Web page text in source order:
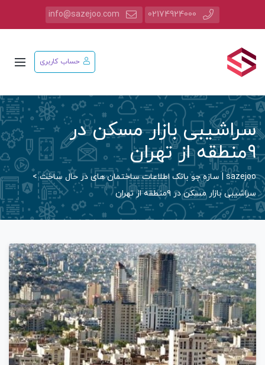
02174924000
info@sazejoo.com
حساب کاربری
سراشیبی بازار مسکن در
۹منطقه از تهران
sazejoo | سازه جو بانک اطلاعات ساختمان های در حال ساخت
>
سراشیبی بازار مسکن در ۹منطقه از تهران